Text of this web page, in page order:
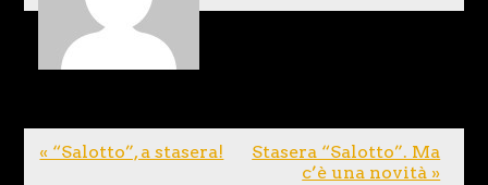
« “Salotto”, a stasera!
Stasera “Salotto”. Ma
c’è una novità »